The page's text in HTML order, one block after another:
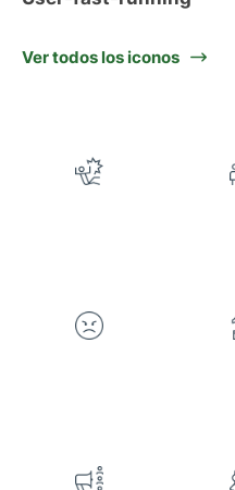
Ver todos los iconos